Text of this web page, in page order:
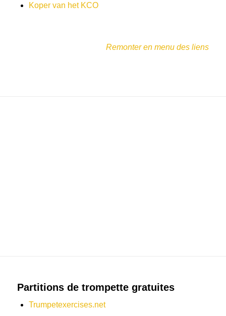
Koper van het KCO
Remonter en menu des liens
Partitions de trompette gratuites
Trumpetexercises.net